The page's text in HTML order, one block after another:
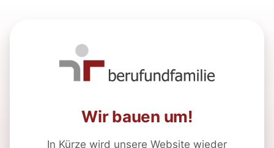
Wir bauen um!
In Kürze wird unsere Website wieder